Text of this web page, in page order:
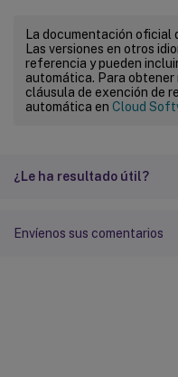
La documentación oficial
Las versiones en otros
referencia y pueden
automática. Para
cláusula de exención de
automática en Cloud
¿Le ha resultado útil?
Envíenos sus comentarios